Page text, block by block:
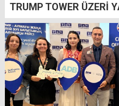
TRUMP TOWER ÜZERİ